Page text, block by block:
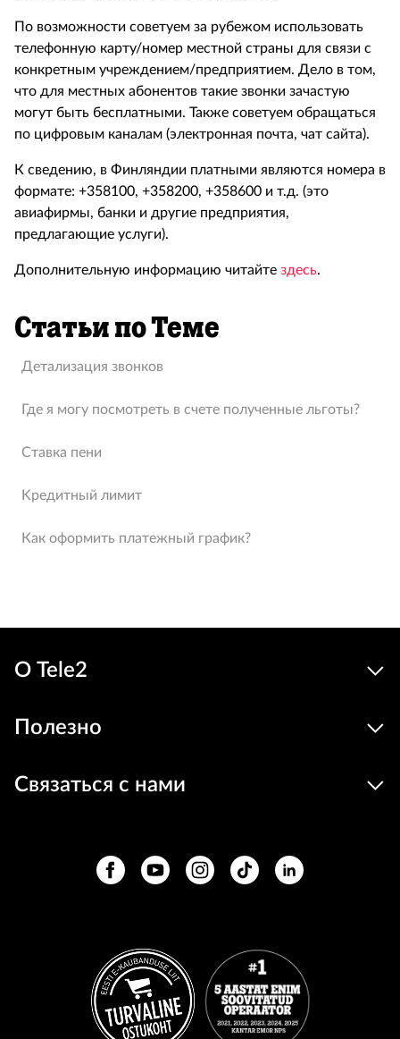
По возможности советуем за рубежом использовать
телефонную карту/номер местной страны для связи с
конкретным учреждением/предприятием. Дело в том,
что для местных абонентов такие звонки зачастую
могут быть бесплатными. Также советуем обращаться
по цифровым каналам (электронная почта, чат сайта).
К сведению, в Финляндии платными являются номера в
формате: +358100, +358200, +358600 и т.д. (это
авиафирмы, банки и другие предприятия,
предлагающие услуги).
Дополнительную информацию читайте здесь.
Статьи по Теме
Детализация звонков
Где я могу посмотреть в счете полученные льготы?
Ставка пени
Kредитный лимит
Как оформить платежный график?
О Tele2
Полезно
Связаться с нами